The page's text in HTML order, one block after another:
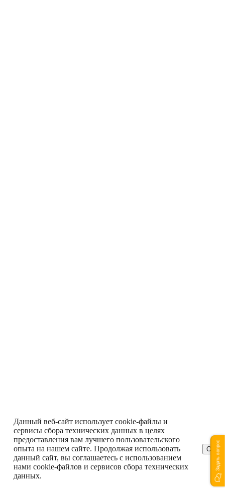
Данный веб-сайт использует cookie-файлы и
сервисы сбора технических данных в целях
предоставления вам лучшего пользовательского
опыта на нашем сайте. Продолжая использовать
данный сайт, вы соглашаетесь с использованием
нами cookie-файлов и сервисов сбора технических
данных.
ОК Задать вопрос